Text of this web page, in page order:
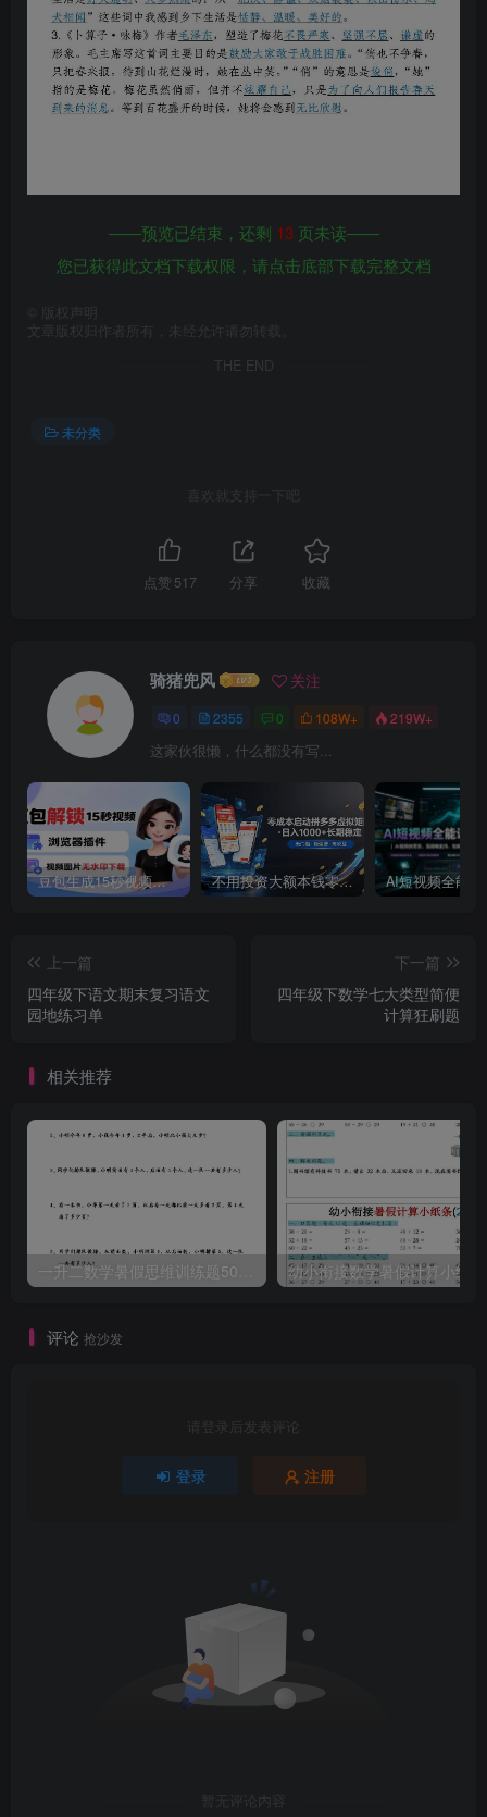
——预览已结束，还剩 13 页未读——
您已获得此文档下载权限，请点击底部下载完整文档
版权声明
文章版权归作者所有，未经允许请勿转载。
THE END
未分类
喜欢就支持一下吧
点赞 517 分享 收藏
骑猪兜风 关注
0 2355 0 108W+ 219W+
这家伙很懒，什么都没有写...
豆包生成15秒视频——浏览器插件：豆包/Dola 视频图片无水印下载 + 解锁15秒视频生成 不用投资大额本钱零成本启动，做拼多多虚拟矩阵，长期稳定！轻松维持日入 1000
上一篇
四年级下语文期末复习语文
园地练习单
下一篇
四年级下数学七大类型简便
计算狂刷题
相关推荐
一升二数学暑假思维训练题50道-一上数学
评论 抢沙发
请登录后发表评论
登录 注册
暂无评论内容